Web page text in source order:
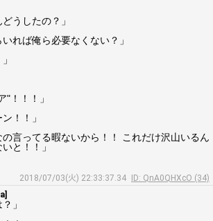
うしたの？」
れば俺ら必要なくない？」
"！！！」
！！」
言ってる暇ないから！！ これだけ沢山いるん
と！！」
2018/07/03(火) 22:33:37.34
ID: QnA0QHXcO (34)
」